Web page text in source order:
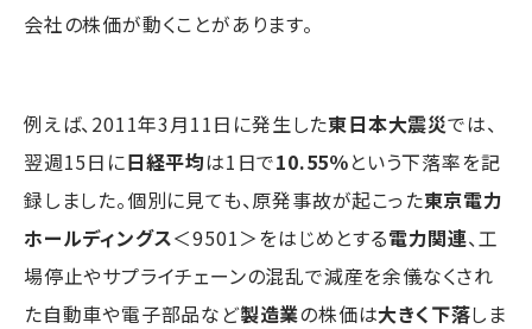
会社の株価が動くことがあります。
例えば、2011年3月11日に発生した東日本大震災では、
翌週15日に日経平均は1日で10.55％という下落率を記
録しました。個別に見ても、原発事故が起こった東京電力
ホールディングス＜9501＞をはじめとする電力関連、工
場停止やサプライチェーンの混乱で減産を余儀なくされ
た自動車や電子部品など製造業の株価は大きく下落しま